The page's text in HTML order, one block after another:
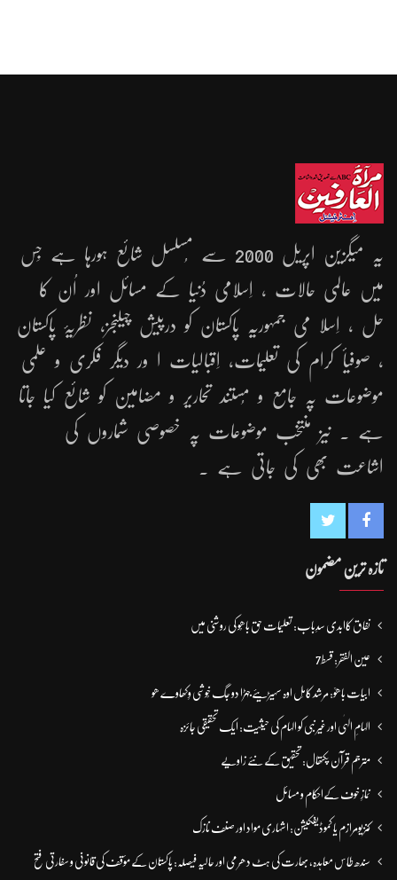
یہ میگزین اپریل 2000 سے مُسلسل شائع ہورہا ہے جِس
میں عالمی حالات ، اِسلامی دُنیا کے مسائل اور اُن کا
حل ، اِسلا می جمہوریّہ پاکستان کو درپیش چیلنجز، نظریۂ پاکستان
، صوفیأ کرام کی تعلیمات، اِقبالیات ا ور دیگر فکری و علمی
موضوعات پہ جامع و مُستند تحاریر و مضامین کو شائع کیا جاتا
ہے ۔ نیز منتخب موضوعات پہ خصوصی شماروں کی
اشاعت بھی کی جاتی ہے ۔
تازہ ترین مضمون
نفاق کاابدی سدِباب: تعلیمات حق باھُو کی روشنی میں
عین الفقر: قسط7
ابیات باھوؒ: مُرشد کامِل اوہ سہیڑیئے جہڑا دو جگ خُوشی وِکھاوے ھو
الہامِ الہٰی اور غیر نبی کو الہام کی حیثیت: ایک تحقیقی جائزہ
مترجم قرآن پکتھال: تحقیق کے نئے زاویے
نمازِ خوف کےاحکام و مسائل
کنزیومرازم یا کموڈیفکیشن: اشہاری مواد اور صنف نازک
سندھ طاس معاہدہ، بھارت کی ہٹ دھرمی اور حالیہ فیصلہ: پاکستان کے مؤقف کی قانونی و سفارتی فتح